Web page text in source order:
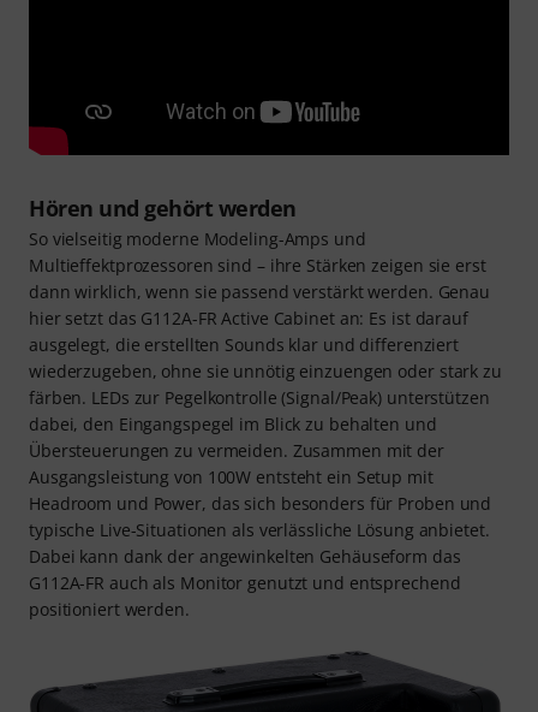
Hören und gehört werden
So vielseitig moderne Modeling-Amps und
Multieffektprozessoren sind – ihre Stärken zeigen sie erst
dann wirklich, wenn sie passend verstärkt werden. Genau
hier setzt das G112A-FR Active Cabinet an: Es ist darauf
ausgelegt, die erstellten Sounds klar und differenziert
wiederzugeben, ohne sie unnötig einzuengen oder stark zu
färben. LEDs zur Pegelkontrolle (Signal/Peak) unterstützen
dabei, den Eingangspegel im Blick zu behalten und
Übersteuerungen zu vermeiden. Zusammen mit der
Ausgangsleistung von 100W entsteht ein Setup mit
Headroom und Power, das sich besonders für Proben und
typische Live-Situationen als verlässliche Lösung anbietet.
Dabei kann dank der angewinkelten Gehäuseform das
G112A-FR auch als Monitor genutzt und entsprechend
positioniert werden.